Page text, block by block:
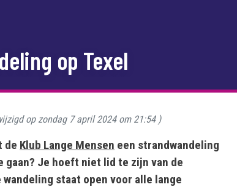
op Texel
op zondag 7 april 2024 om 21:54)
de Klub Lange Mensen een strandwandeling
gaan? Je hoeft niet lid te zijn van de
staat open voor alle lange